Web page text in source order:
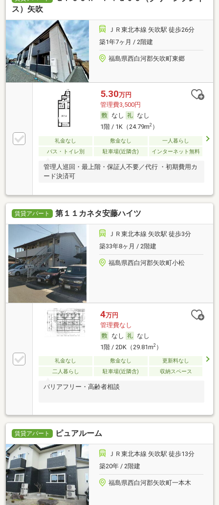
ス）矢吹
ＪＲ東北本線 矢吹駅 徒歩26分
築1年7ヶ月 / 2階建
福島県西白河郡矢吹町東郷
5.30万円
管理費3,500円
なし
なし
1階 / 1K（24.79m2）
礼金なし 敷金なし
一人暮らし
バス・トイレ別
駐車場(近隣含) インターネット無料
管理人巡回・最上階・保証人不要／代行 ・初期費用カ
ード決済可
賃貸アパート 第１１カネタ安藤ハイツ
ＪＲ東北本線 矢吹駅 徒歩3分
築33年8ヶ月 / 2階建
福島県西白河郡矢吹町小松
4万円
管理費なし
なし
なし
1階 / 2DK（29.81m2）
礼金なし 敷金なし
更新料なし
二人暮らし
駐車場(近隣含) 収納スペース
バリアフリー・高齢者相談
賃貸アパート ピュアルーム
ＪＲ東北本線 矢吹駅 徒歩13分
築20年 / 2階建
福島県西白河郡矢吹町一本木